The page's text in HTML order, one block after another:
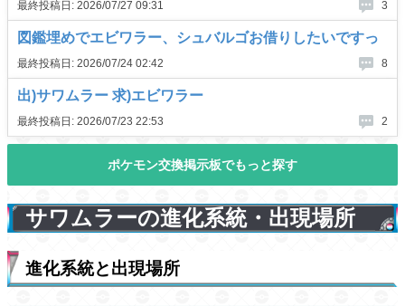
サワムラーの進化系統・出現場所
進化系統と出現場所